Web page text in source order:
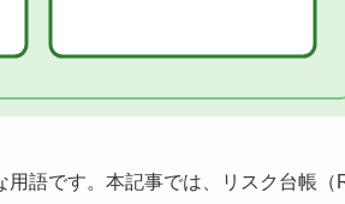
語です。本記事では、リスク台帳（